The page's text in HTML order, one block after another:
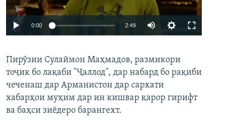
Auto 240p 360p 480p
720p 1080p
0:00 2:49
360p
480p
Пирӯзии Сулаймон Маҳмадов, размикори
тоҷик бо лақаби "Ҷаллод", дар набард бо рақиби
чеченаш дар Арманистон дар сархати
хабарҳои муҳим дар ин кишвар қарор гирифт
ва баҳси зиёдеро барангехт.